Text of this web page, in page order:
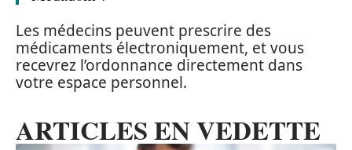
Les médecins peuvent prescrire des
médicaments électroniquement, et vous
recevrez l’ordonnance directement dans
votre espace personnel.
ARTICLES EN VEDETTE